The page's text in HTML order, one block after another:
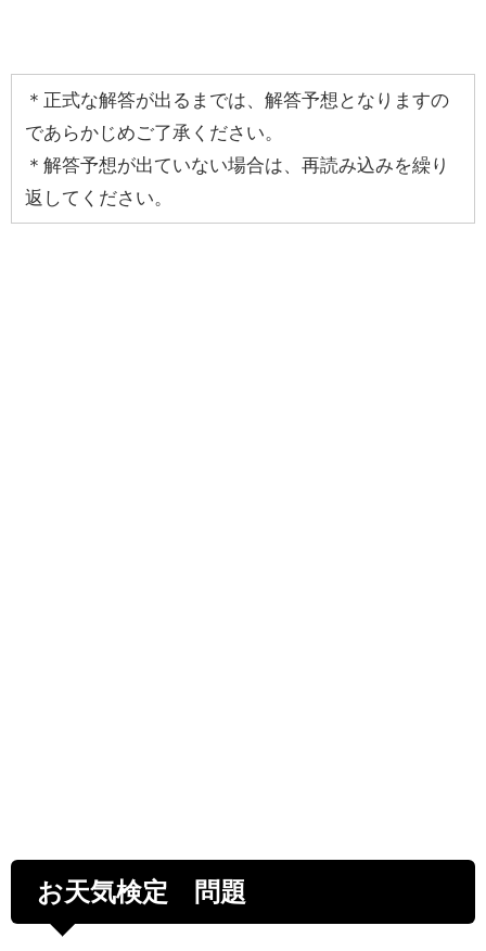
＊正式な解答が出るまでは、解答予想となりますの
であらかじめご了承ください。
＊解答予想が出ていない場合は、再読み込みを繰り
返してください。
お天気検定 問題